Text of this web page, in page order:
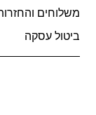
משלוחים
ביטול עסקה